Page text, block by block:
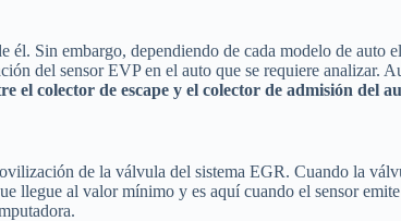
Sin embargo, dependiendo de cada modelo de auto
del sensor EVP en el auto que se requiere analizar.
el colector de escape y el colector de admisión del
de la válvula del sistema EGR. Cuando la
llegue al valor mínimo y es aquí cuando el sensor